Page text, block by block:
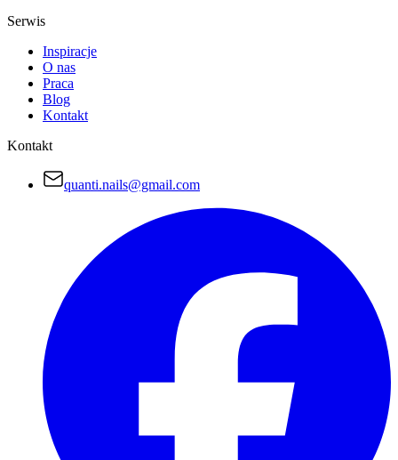
Serwis
Inspiracje
O nas
Praca
Blog
Kontakt
Kontakt
quanti.nails@gmail.com